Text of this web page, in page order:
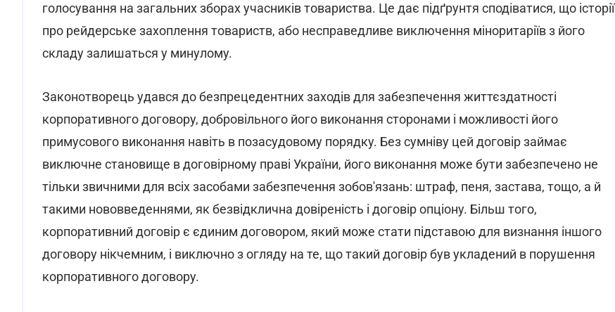
голосування на загальних зборах учасників товариства. Це дає підґрунтя сподіватися, що історії
про рейдерське захоплення товариств, або несправедливе виключення міноритаріїв з його
складу залишаться у минулому.
Законотворець удався до безпрецедентних заходів для забезпечення життєздатності
корпоративного договору, добровільного його виконання сторонами і можливості його
примусового виконання навіть в позасудовому порядку. Без сумніву цей договір займає
виключне становище в договірному праві України, його виконання може бути забезпечено не
тільки звичними для всіх засобами забезпечення зобов'язань: штраф, пеня, застава, тощо, а й
такими нововведеннями, як безвідклична довіреність і договір опціону. Більш того,
корпоративний договір є єдиним договором, який може стати підставою для визнання іншого
договору нікчемним, і виключно з огляду на те, що такий договір був укладений в порушення
корпоративного договору.